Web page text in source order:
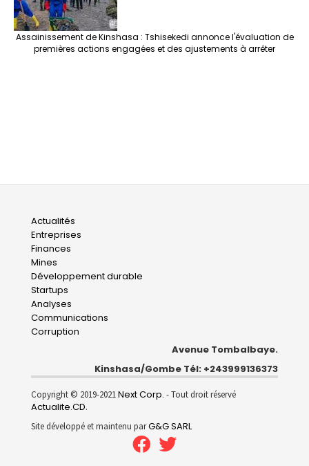
Assainissement de Kinshasa : Tshisekedi annonce l'évaluation de
premières actions engagées et des ajustements à arrêter
Main
navigation
Actualités
Entreprises
Finances
Mines
Développement durable
Startups
Analyses
Communications
Corruption
Avenue Tombalbaye.
Kinshasa/Gombe Tél: +243999136373
Copyright © 2019-2021Next Corp. - Tout droit réservé
Actualite.CD.
Site développé et maintenu parG&G SARL